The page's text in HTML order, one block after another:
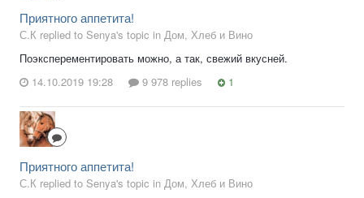
Приятного аппетита!
С.К replied to Senya's topic in Дом, Хлеб и Вино
Поэксперементировать можно, а так, свежий вкусней.
14.10.2019 19:28
9 978 replies 1
Приятного аппетита!
С.К replied to Senya's topic in Дом, Хлеб и Вино